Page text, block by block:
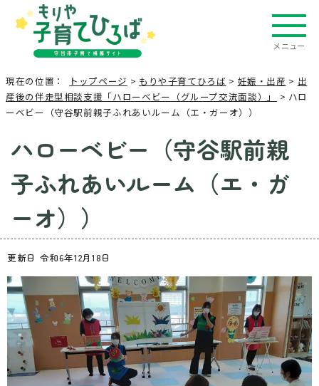
メニュー
現在の位置： トップページ > もりや子育てひろば > 妊娠・出産 > 出
産後の伴走型相談支援「ハローベビー（グループ交流面談）」
> ハロ
ーベビー（守谷駅前親子ふれあいルーム（エ・ガーオ））
ハローベビー（守谷駅前親
子ふれあいルーム（エ・ガ
ーオ））
更新日 令和6年12月18日